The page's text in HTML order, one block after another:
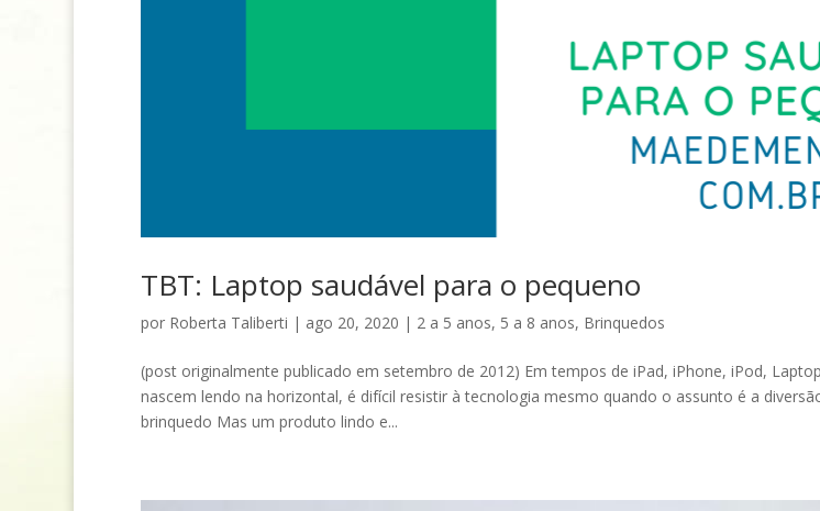
TBT: Laptop saudável para o pequeno
por Roberta Taliberti | ago 20, 2020 | 2 a 5 anos, 5 a 8 anos, Brinquedos
(post originalmente publicado em setembro de 2012) Em tempos de iPad, iPhone, iPod,
nascem lendo na horizontal, é difícil resistir à tecnologia mesmo quando o assunto é a
brinquedo Mas um produto lindo e...